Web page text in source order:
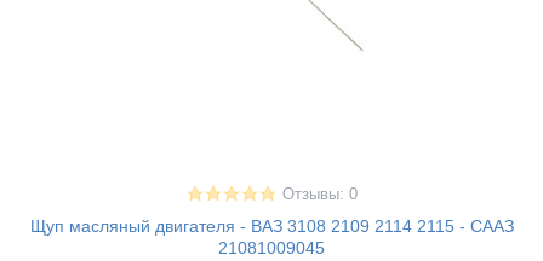
Отзывы: 0
Щуп масляный двигателя - ВАЗ 3108 2109 2114 2115 - СААЗ
21081009045